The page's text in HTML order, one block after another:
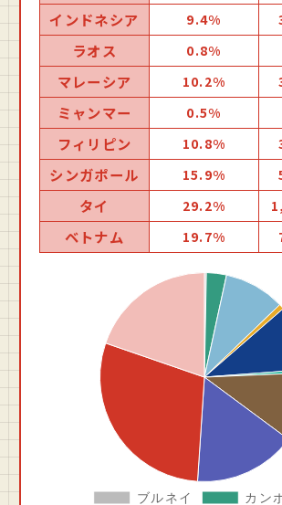
インドネシア 9.4%
ラオス 0.8%
マレーシア 10.2%
ミャンマー 0.5%
フィリピン 10.8%
シンガポール 15.9%
タイ 29.2%
ベトナム 19.7%